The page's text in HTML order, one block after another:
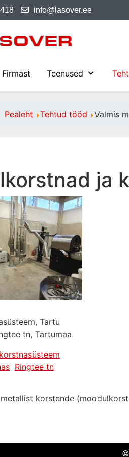
info@lasover.ee
Firmast Teenused
Pealeht Tehtud tööd Valmis
ja
Tartu
tn, Tartumaa
Ringtee tn
korstende
©